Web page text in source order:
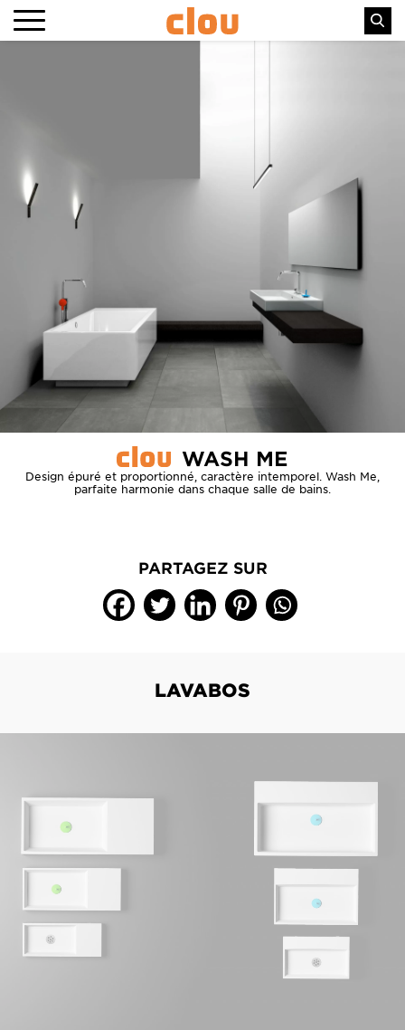
WASH ME
Design épuré et proportionné, caractère intemporel. Wash Me,
parfaite harmonie dans chaque salle de bains.
PARTAGEZ SUR
LAVABOS